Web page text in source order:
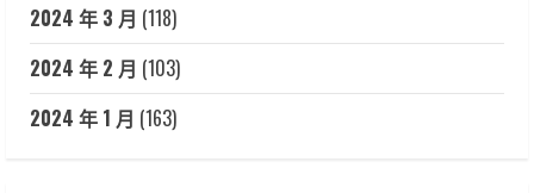
2024 年 3 月 (118)
2024 年 2 月 (103)
2024 年 1 月 (163)